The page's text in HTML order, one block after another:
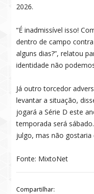
2026.
“É inadmissível isso!
dentro de campo
alguns dias?”, relatou
identidade não
Já outro torcedor
levantar a situação,
jogará a Série D este
temporada será
julgo, mas não gostaria
Fonte: MixtoNet
Compartilhar: